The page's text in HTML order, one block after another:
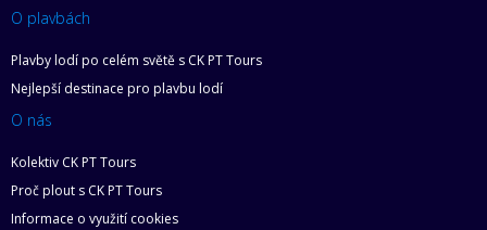
O plavbách
Plavby lodí po celém světě s CK PT Tours
Nejlepší destinace pro plavbu lodí
O nás
Kolektiv CK PT Tours
Proč plout s CK PT Tours
Informace o využití cookies